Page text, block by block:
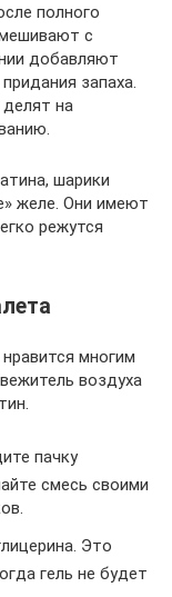
полного
с
добавляют
запаха.
на
шарики
желе. Они имеют
режутся
многим
воздуха
пачку
смесь своими
Это
гель не будет